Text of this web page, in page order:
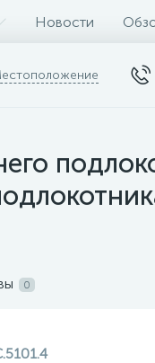
Новости
0